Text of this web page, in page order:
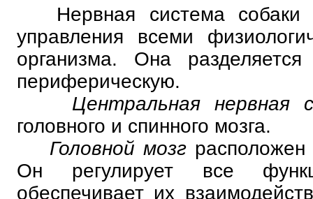
Нервная система собаки
управления всеми
организма. Она
периферическую.
Центральная нервная
головного и спинного мозга.
Головной мозг расположен
Он регулирует все
обеспечивает их